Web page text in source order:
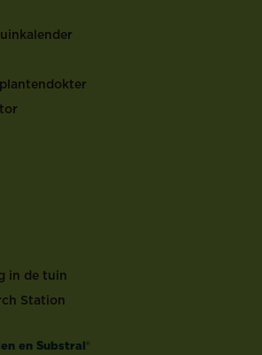
in de tuin
Station
en Substral®